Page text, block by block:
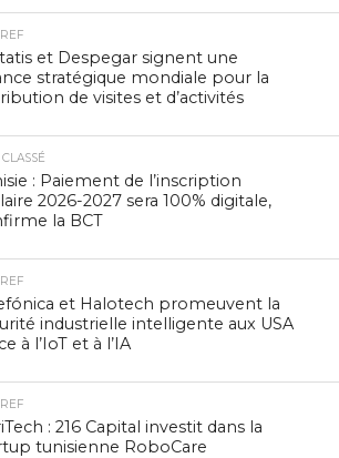
et Despegar signent une
stratégique mondiale pour la
de visites et d’activités
: Paiement de l’inscription
2026-2027 sera 100% digitale,
la BCT
et Halotech promeuvent la
industrielle intelligente aux USA
à l’IoT et à l’IA
: 216 Capital investit dans la
tunisienne RoboCare